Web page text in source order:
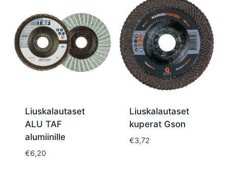
Liuskalautaset
ALU TAF
alumiinille
€6,20
Liuskalautaset
kuperat Gson
€3,72